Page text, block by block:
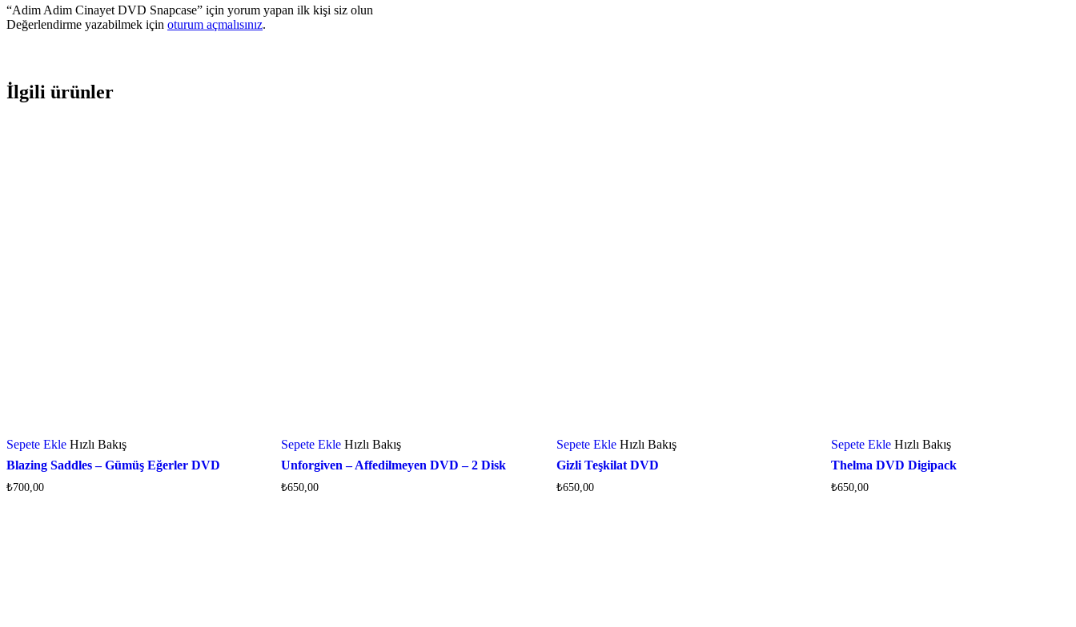
“Adim Adim Cinayet DVD Snapcase” için yorum yapan ilk kişi siz olun
Değerlendirme yazabilmek için oturum açmalısınız.
İlgili ürünler
Sepete Ekle Hızlı Bakış
Blazing Saddles – Gümüş Eğerler DVD
₺700,00
Sepete Ekle Hızlı Bakış
Unforgiven – Affedilmeyen DVD – 2 Disk
₺650,00
Sepete Ekle Hızlı Bakış
Gizli Teşkilat DVD
₺650,00
Sepete Ekle Hızlı Bakış
Thelma DVD Digipack
₺650,00